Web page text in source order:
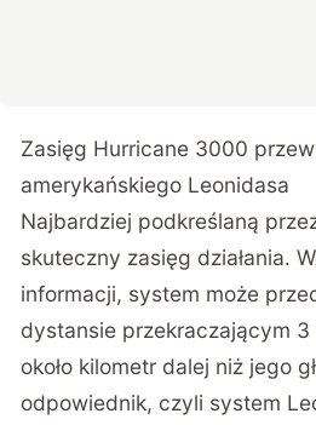
Zasięg Hurricane 3000
amerykańskiego Leonidasa
Najbardziej podkreślaną
skuteczny zasięg działania.
informacji, system może
dystansie przekraczającym 3
około kilometr dalej niż jego
odpowiednik, czyli system